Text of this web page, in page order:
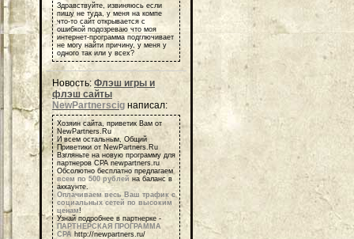
Здравствуйте, извиняюсь если
пишу не туда, у меня на компе
что-то сайт открывается с
ошибкой подозреваю что моя
интернет-программа подглючивает
не могу найти причину, у меня у
одного так или у всех?
Новость:Флэш игры и
флэш сайты
NewPartnerscig написал:
Хозяин сайта, приветик Вам от
NewPartners.Ru
И всем остальным, Общий
Приветики от NewPartners.Ru
Взгляньте на новую программу для
партнеров СРА newpartners.ru
Обсолютно бесплатно предлагаем
всем по 500 рублей на баланс в
аккаунте.
Оплачиваем весь Ваш трафик с
социальных сетей по высоким
ценам!
Узнай подробнее в партнерке -
ПАРТНЕРСКАЯ ПРОГРАММА
СРА http://newpartners.ru/